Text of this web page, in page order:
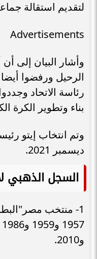
لتقديم استقالة
Advertisements
وأشار البيان إلى
الرحيل ورفضوا أيضا
رئاسة الاتحاد
بناء وتطوير الكرة
ديسمبر 2021.
السجل الذهبي
و2010.